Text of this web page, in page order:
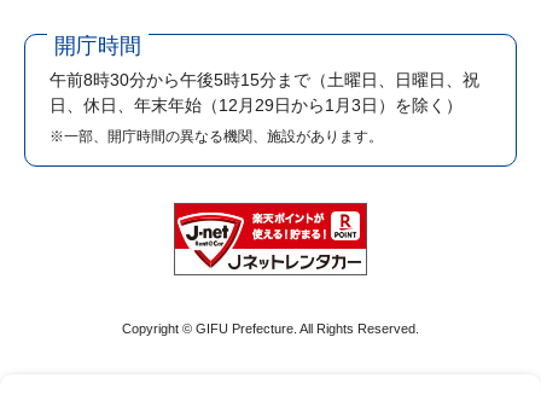
開庁時間
午前8時30分から午後5時15分まで （土曜日、日曜日、祝
日、休日、年末年始（12月29日から1月3日）を除く）
※一部、開庁時間の異なる機関、施設があります。
Copyright © GIFU Prefecture. All Rights Reserved.